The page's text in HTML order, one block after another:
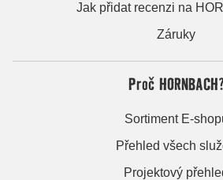
Jak přidat recenzi na
Záruky
Proč
Sortiment E-
Přehled všech
Projektový